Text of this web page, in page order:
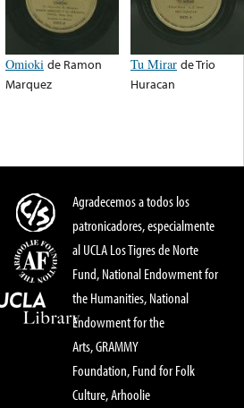
Omioki de Ramon
Marquez
Tu Mirar deTrio
Huracan
Agradecemos a todos los
patronicadores, especialmente
al UCLA Los Tigres de Norte
Fund, National Endowment for
the Humanities, National
Endowment for the
Arts, GRAMMY
Foundation, Fund for Folk
Culture, Arhoolie